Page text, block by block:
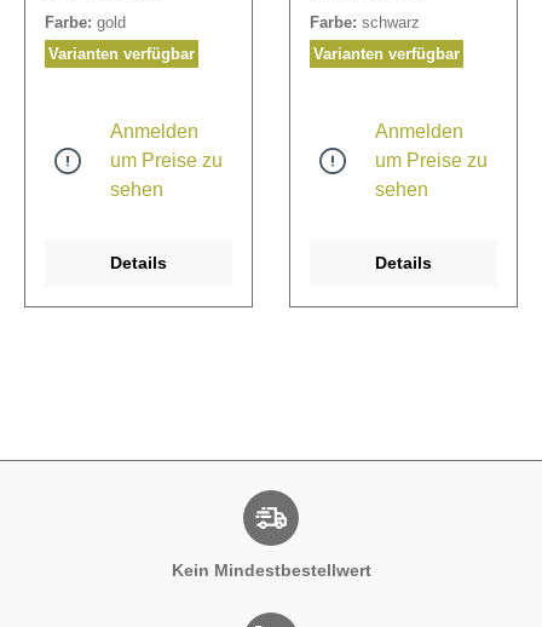
Durchmesser von 2,2
cm.
Farbe: gold
Varianten verfügbar
Anmelden
um Preise zu
sehen
Details
Durchmesser von 2,2
cm.
Farbe: schwarz
Varianten verfügbar
Anmelden
um Preise zu
sehen
Details
Kein Mindestbestellwert